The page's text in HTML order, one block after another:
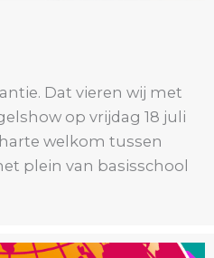
Dat vieren wij met
op vrijdag 18 juli
welkom tussen
plein van basisschool